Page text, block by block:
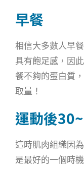
早餐
相信大多數人早
具有飽足感，因
餐不夠的蛋白質
取量！
運動後
這時肌肉組織因
是最好的一個時